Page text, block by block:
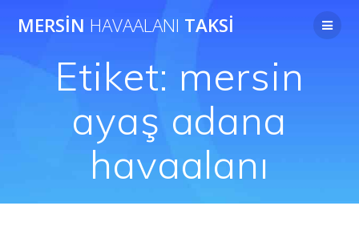
to
MERSIN HAVAALANI TAKSI
Etiket: mersin
ayaş adana
havaalanı